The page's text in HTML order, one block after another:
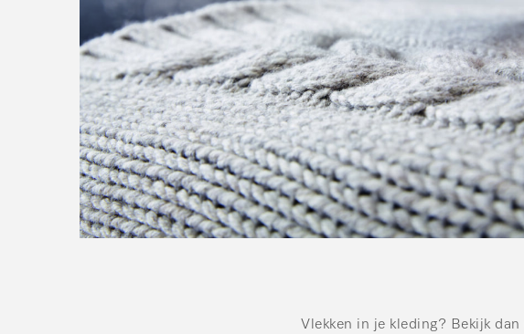
Vlekken in je kleding? Bekijk dan